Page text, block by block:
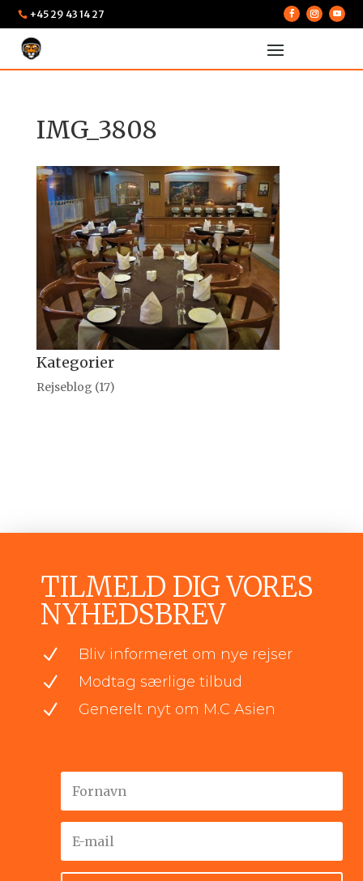
+45 29 43 14 27
IMG_3808
Kategorier
Rejseblog (17)
TILMELD DIG VORES
NYHEDSBREV
N Bliv informeret om nye rejser
N Modtag særlige tilbud
N Generelt nyt om M.C Asien